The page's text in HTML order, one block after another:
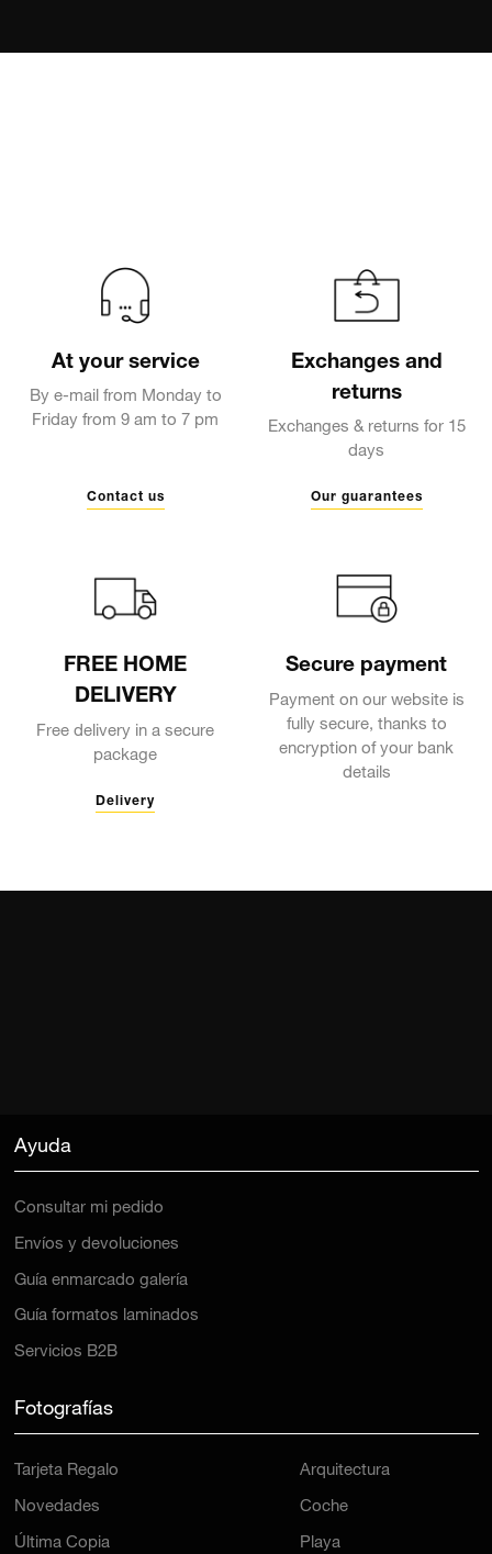
At your service
By e-mail from Monday to
Friday from 9 am to 7 pm
Contact us
Exchanges and
returns
Exchanges & returns for 15
days
Our guarantees
FREE HOME
DELIVERY
Free delivery in a secure
package
Delivery
Secure payment
Payment on our website is
fully secure, thanks to
encryption of your bank
details
Ayuda
Consultar mi pedido
Envíos y devoluciones
Guía enmarcado galería
Guía formatos laminados
Servicios B2B
Fotografías
Tarjeta Regalo
Novedades
Última Copia
Arquitectura
Coche
Playa